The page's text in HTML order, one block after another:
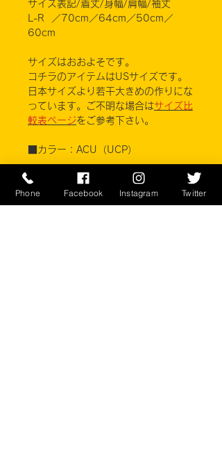
サイズ表記/着丈/身幅/肩幅/袖丈
L-R ／70cm／64cm／50cm／
60cm
サイズはおおよそです。
コチラのアイテムはUSサイズです。
日本サイズより若干大きめの作りにな
っています。ご不明な場合はサイズ比
較表ページをご参考下さい。
■カラー：ACU（UCP）
素材 コットン50% ナイロン50%
UNICOR, Seagoville, TX
Phone Facebook Instagram Twitter